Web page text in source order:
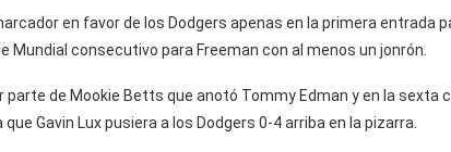
en favor de los Dodgers apenas en la primera entrada
Mundial consecutivo para Freeman con al menos un jonrón.
de Mookie Betts que anotó Tommy Edman y en la sexta
Gavin Lux pusiera a los Dodgers 0-4 arriba en la pizarra.